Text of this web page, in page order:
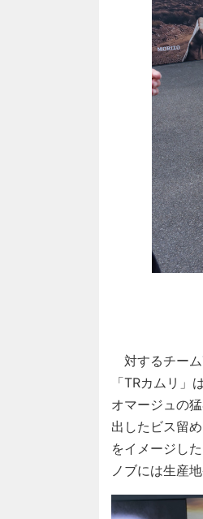
対するチーム
「TRカムリ」
オマージュの
出したビス留
をイメージし
ノブには生産